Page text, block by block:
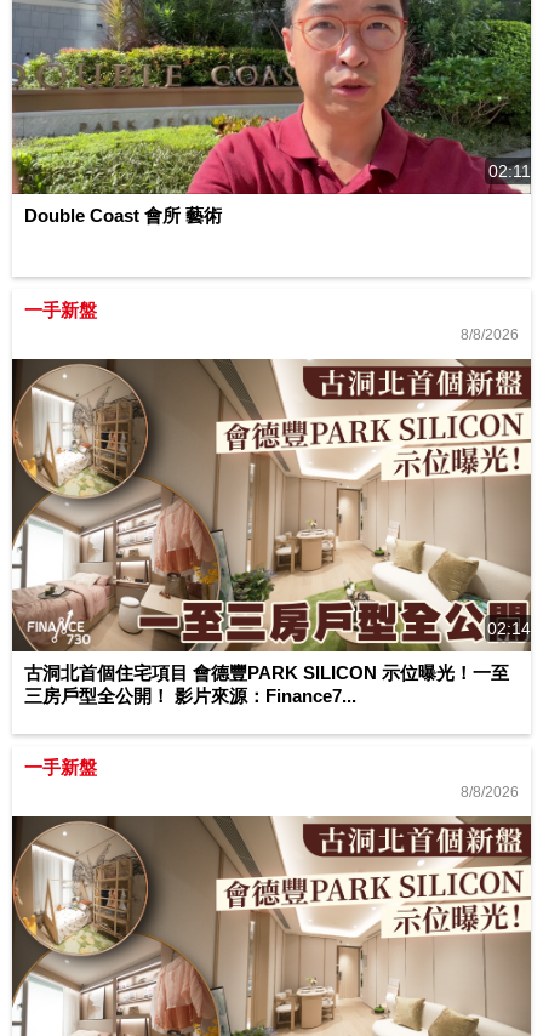
02:11
Double Coast 會所 藝術
一手新盤
8/8/2026
02:14
古洞北首個住宅項目 會德豐PARK SILICON 示位曝光！一至
三房戶型全公開！ 影片來源：Finance7...
一手新盤
8/8/2026